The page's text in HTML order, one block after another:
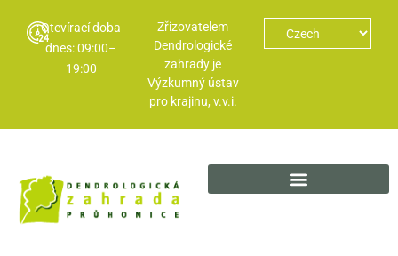
Otevírací doba
dnes: 09:00–
19:00
Zřizovatelem
Dendrologické
zahrady je
Výzkumný ústav
pro krajinu, v.v.i.